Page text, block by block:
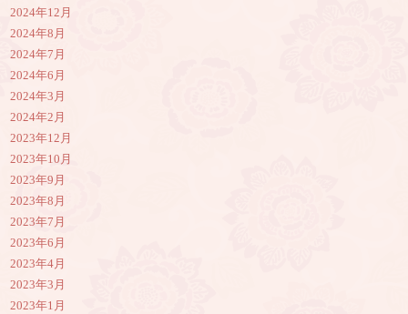
2024年12月
2024年8月
2024年7月
2024年6月
2024年3月
2024年2月
2023年12月
2023年10月
2023年9月
2023年8月
2023年7月
2023年6月
2023年4月
2023年3月
2023年1月